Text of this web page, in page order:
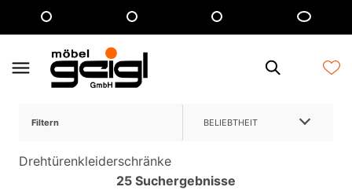
Filtern BELIEBTHEIT
Drehtürenkleiderschränke
25 Suchergebnisse